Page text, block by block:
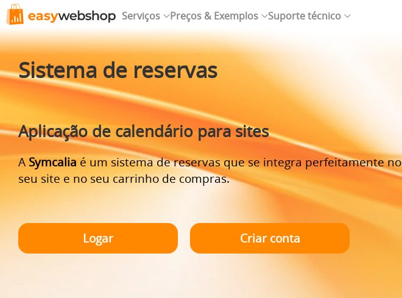
Serviços Preços & Exemplos Suporte técnico
Sistema de reservas
Aplicação de calendário para sites
A Symcalia é um sistema de reservas que se integra perfeitamente no
seu site e no seu carrinho de compras.
Logar Criar conta